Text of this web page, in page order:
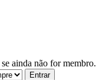
se ainda não for membro.